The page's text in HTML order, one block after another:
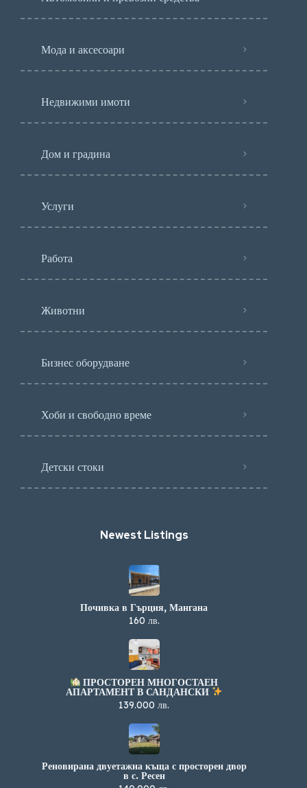
Мода и аксесоари
Недвижими имоти
Дом и градина
Услуги
Работа
Животни
Бизнес оборудване
Хоби и свободно време
Детски стоки
Newest Listings​
Почивка в Гърция, Мангана
160 лв.
ПРОСТОРЕН МНОГОСТАЕН
АПАРТАМЕНТ В САНДАНСКИ
139.000 лв.
Реновирана двуетажна къща с просторен двор
в с. Ресен